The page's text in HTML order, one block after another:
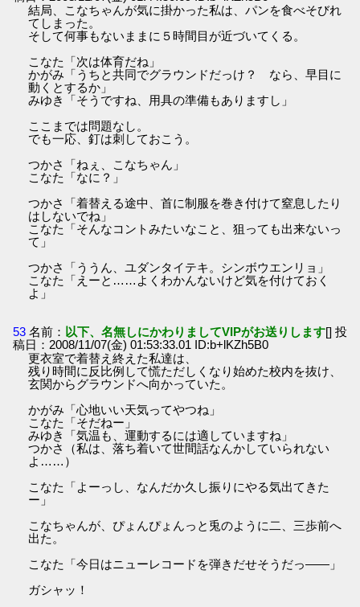
結局、こなちゃんが気に掛かった私は、パンを食べそびれ
てしまった。
そして何事もないままに５時間目が近づいてくる。
こなた「次は体育だね」
かがみ「うちと共同でグラウンドだっけ？ なら、早目に
動くとするか」
みゆき「そうですね、用具の準備もありますし」
ここまでは問題なし。
でも一応、釘は刺しておこう。
つかさ「ねぇ、こなちゃん」
こなた「なに？」
つかさ「着替える途中、首に制服を巻き付けて窒息したり
はしないでね」
こなた「そんなコントみたいなこと、狙っても出来ないっ
て」
つかさ「ううん、ユダンタイテキ。シンボウエンリョ」
こなた「えーと……よくわかんないけど気を付けておく
よ」
53 名前： 以下、名無しにかわりましてVIPがお送りします[] 投
稿日：2008/11/07(金) 01:53:33.01 ID:b+lKZh5B0
更衣室で着替え終えた私達は、
残り時間に反比例して慌ただしくなり始めた校内を抜け、
玄関からグラウンドへ向かっていた。
かがみ「心地いい天気ってやつね」
こなた「そだねー」
みゆき「気温も、運動するには適していますね」
つかさ（私は、落ち着いて世間話なんかしていられない
よ……）
こなた「よーっし、なんだか久し振りにやる気出てきた
ー」
こなちゃんが、ぴょんぴょんっと兎のように二、三歩前へ
出た。
こなた「今日はニューレコードを弾きだせそうだっ――」
ガシャッ！